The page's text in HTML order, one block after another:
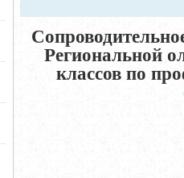
Региональной
классов по